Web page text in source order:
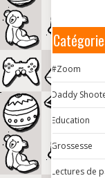
#Zoom
Daddy
Education
Grossesse
Lectures de